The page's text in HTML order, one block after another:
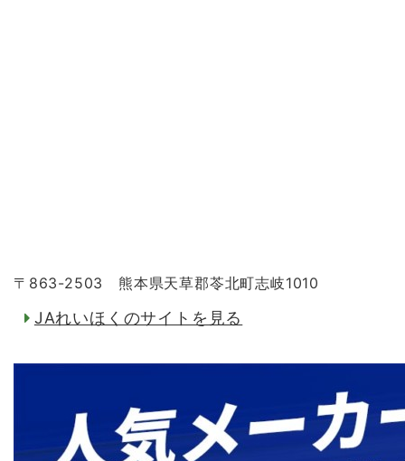
〒863-2503 熊本県天草郡苓北町志岐1010
JAれいほくのサイトを見る